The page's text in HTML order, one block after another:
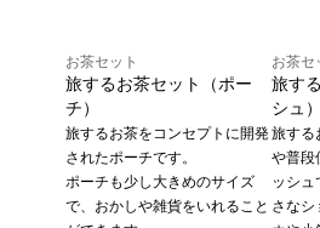
旅するお茶セット（ポー
チ）
お茶セット
旅するお茶をコンセプトに開発
されたポーチです。
ポーチも少し大きめのサイズ
で、おかしや雑貨をいれること
旅す
シュ）
お茶セ
旅する
や普段
ッシ
さなシ